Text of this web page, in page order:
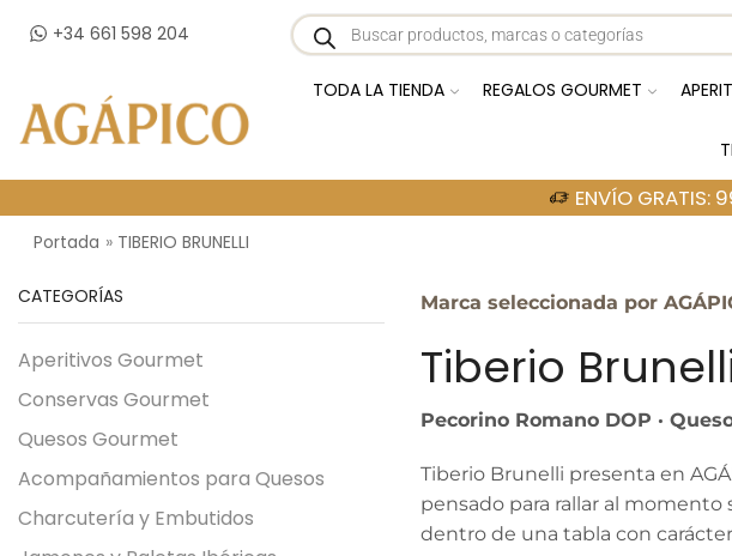
+34 661 598 204
TODA LA TIENDA REGALOS GOURMET
ENVÍO GRATIS:
Portada » TIBERIO BRUNELLI
Marca seleccionada por
Tiberio
Pecorino Romano DOP ·
Tiberio Brunelli presenta en
pensado para rallar al momento
dentro de una tabla con
CATEGORÍAS
Aperitivos Gourmet
Conservas Gourmet
Quesos Gourmet
Acompañamientos para Quesos
Charcutería y Embutidos